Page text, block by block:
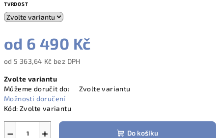
TVRDOST
od 6 490 Kč
od 5 363,64 Kč bez DPH
cena:
Zvolte variantu
Můžeme doručit do:
Zvolte variantu
Možnosti doručení
Kód: Zvolte variantu
+
− Do košíku